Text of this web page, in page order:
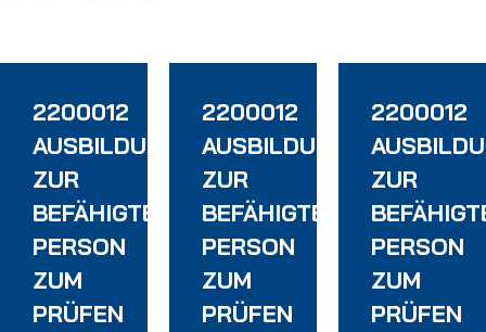
2200012
AUSBILDUNG
ZUR
BEFÄHIGTEN
PERSON
ZUM
PRÜFEN
2200012
AUSBILDUNG
ZUR
BEFÄHIGTEN
PERSON
ZUM
PRÜFEN
2200012
ZUR
PERSON
ZUM
PRÜFEN